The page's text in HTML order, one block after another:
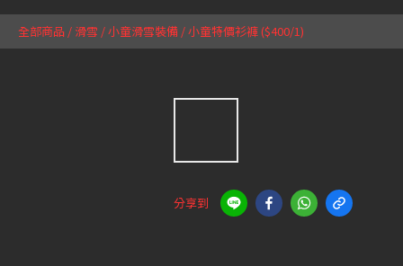
全部商品 / 滑雪 /小童滑雪裝備 /小童特價衫褲 ($400/1)
分享到